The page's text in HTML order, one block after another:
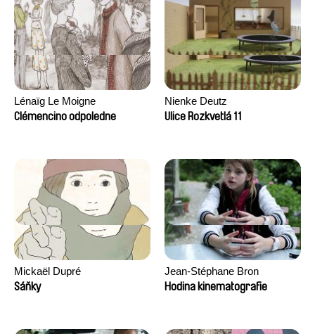
Lénaïg Le Moigne
Clémencino odpoledne
Nienke Deutz
Ulice Rozkvetlá 11
Mickaël Dupré
Sáňky
Jean-Stéphane Bron
Hodina kinematografie